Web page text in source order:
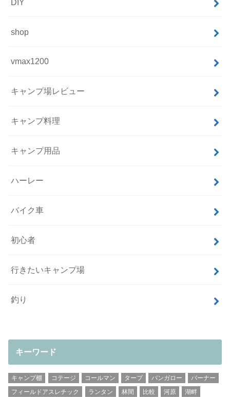
shop
vmax1200
キャンプ場レビュー
キャンプ料理
キャンプ用品
ハーレー
バイク車
初心者
行きたいキャンプ場
釣り
キーワード
キャンプ棚 コテージ コールマン タープ バンガロー
バーナー
フィールドアスレチック
ランタン 林間 比較 河原
湖畔